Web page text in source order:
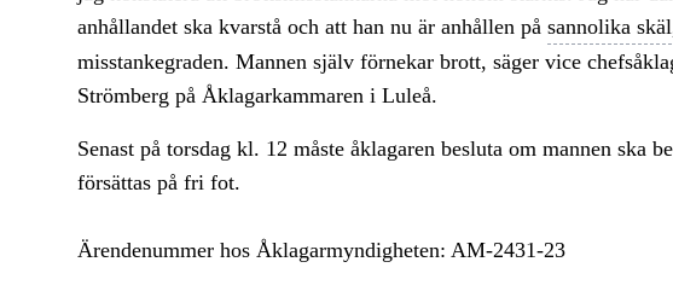
anhållandet ska kvarstå och att han nu är anhållen på sannolika
misstankegraden. Mannen själv förnekar brott, säger vice
Strömberg på Åklagarkammaren i Luleå.
Senast på torsdag kl. 12 måste åklagaren besluta om mannen ska
försättas på fri fot.
Ärendenummer hos Åklagarmyndigheten: AM-2431-23